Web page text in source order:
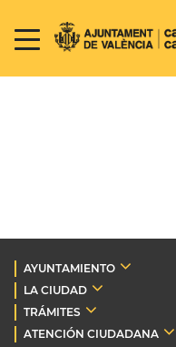
AYUNTAMIENTO
LA CIUDAD
TRÁMITES
ATENCIÓN CIUDADANA